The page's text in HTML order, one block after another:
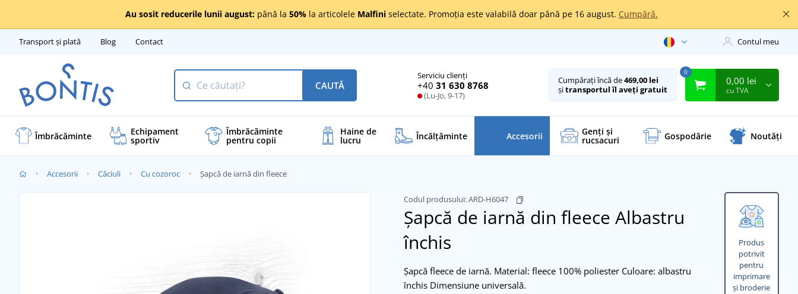
Au sosit reducerile lunii august: până la 50% la articolele Malfini selectate. Promoția este valabilă doar până pe 16 august. Cumpără.
Transport și plată Blog Contact Contul meu
Serviciu clienți
+40 31 630 8768
(Lu-Jo, 9-17)
CAUTĂ Cumpărați încă de469,00 lei
șitransportul îl aveți gratuit
0
0,00 lei
cu TVA
Îmbrăcăminte Echipament
sportiv
Îmbrăcăminte
pentru copii
Haine de
lucru Încălţăminte Accesorii Genți și
rucsacuri Gospodărie Noutăți
Accesorii Căciuli Cu cozoroc Șapcă de iarnă din fleece
Produs
potrivit
pentru
imprimare
și broderie
Codul produsului:ARD-H6047
Șapcă de iarnă din fleece Albastru
închis
Șapcă fleece de iarnă. Material: fleece 100% poliester Culoare: albastru
închis Dimensiune universală.